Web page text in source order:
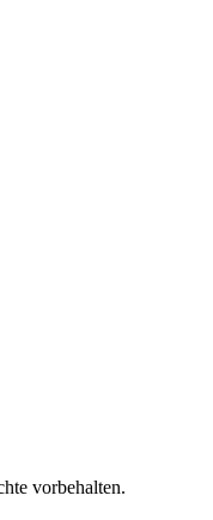
vorbehalten.